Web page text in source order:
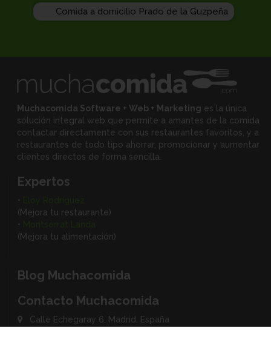
Comida a domicilio Prado de la Guzpeña
Muchacomida Software + Web + Marketing es la única
solución integral web que permite a amantes de la comida
contactar directamente con sus restaurantes favoritos, y a
restaurantes de todo tipo ahorrar, promocionar y aumentar
clientes directos de forma sencilla.
Expertos
•
(Mejora tu restaurante)
•
(Mejora tu alimentación)
Blog Muchacomida
Contacto Muchacomida
Calle Echegaray 6, Madrid. España